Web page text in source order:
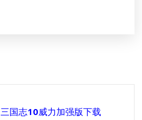
三国志10威力加强版下载